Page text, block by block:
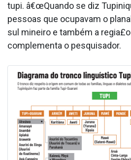
tupi. â€œQuando se diz
pessoas que ocupavam o
sul mineiro e também a regia£o
complementa o pesquisador.